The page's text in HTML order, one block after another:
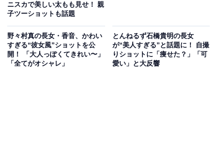
ニスカで美しい太もも見せ！ 親
子ツーショットも話題
野々村真の長女・香音、かわい
すぎる“彼女風”ショットを公
開！ 「大人っぽくてきれい〜」
「全てがオシャレ」
とんねるず石橋貴明の長女
が“美人すぎる”と話題に！ 自撮
りショットに「痩せた？」「可
愛い」と大反響